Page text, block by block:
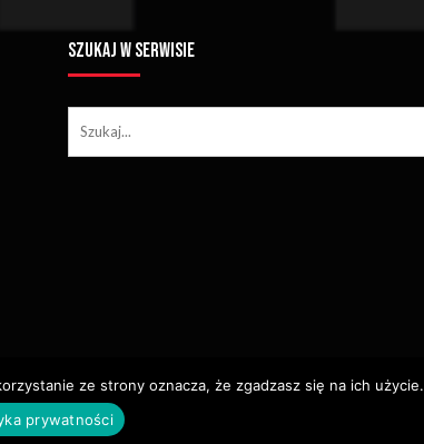
SZUKAJ W SERWISIE
Zezwolenia Zabronione.
Polityka Cookies
ze strony oznacza, że zgadzasz się na ich użycie.
prywatności